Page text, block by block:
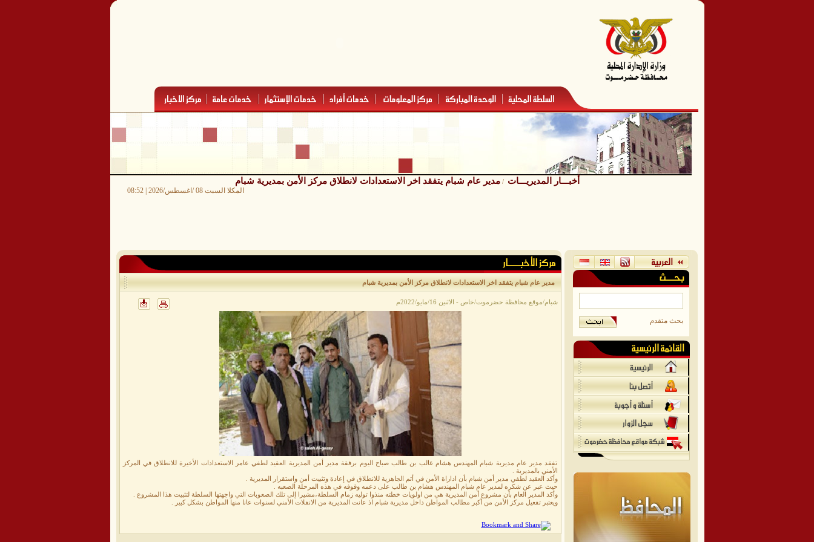
أخبـــار المديريـــات /مدير عام شبام يتفقد اخر الاستعدادات لانطلاق مركز الأمن بمديرية شبام
المكلا السبت 08 /اغسطس/2026 | 08:52
مدير عام شبام يتفقد اخر الاستعدادات لانطلاق مركز الأمن بمديرية شبام
شبام/موقع محافظة حضرموت/خاص - الاثنين 16/مايو/2022م
تفقد مدير عام مديرية شبام المهندس هشام غالب بن طالب صباح اليوم برفقة مدير أمن المديرية العقيد لطفي عامر الاستعدادات الأخيرة للانطلاق في المركز
الأمني بالمديرية .
وأكد العقيد لطفي مدير أمن شبام بأن اداراة الأمن في أتم الجاهزية للانطلاق في إعادة وتثبيت أمن واستقرار المديرية .
حيث عبر عن شكره لمدير عام شبام المهندس هشام بن طالب على دعمه وقوفه في هذه المرحلة الصعبه .
وأكد المدير العام بأن مشروع أمن المديرية هي من اولويات خطته منذوا توليه زمام السلطة،مشيرا إلى تلك الصعوبات التي واجهتها السلطة لتثبيت هذا المشروع .
ويعتبر تفعيل مركز الأمن من أكبر مطالب المواطن داخل مديرية شبام اذ عانت المديرية من الانفلات الأمني لسنوات عانا منها المواطن بشكل كبير .
بحث متقدم